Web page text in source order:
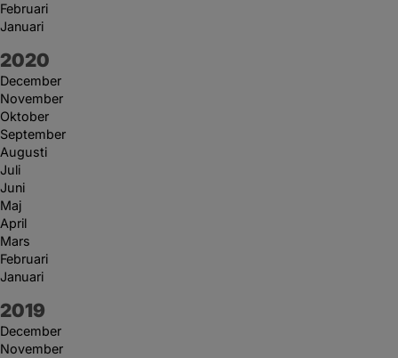
Februari
Januari
År:
2020
December
November
Oktober
September
Augusti
Juli
Juni
Maj
April
Mars
Februari
Januari
År:
2019
December
November